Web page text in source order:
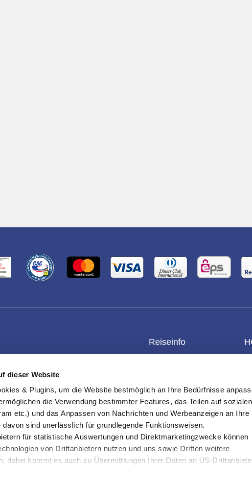
dieser Website
& Plugins, um die Website bestmöglich an Ihre Bedürfnisse
die Verwendung bestimmter Features, das Teilen auf sozialen
etc.) und das Anpassen von Nachrichten und Werbeanzeigen an Ihre
sind unerlässlich für grundlegende Funktionsweisen.
für statistische Auswertungen und Direktmarketingzwecke können
von Drittanbietern nutzen und uns sowie Dritten weitere
dabei kommt es auch zu Übermittlungen Ihrer Daten an US-
prüfen
Datenschutz
Impressum
Erklärung Barrierefreiheit
Info & FAQ
Über uns
Reiseinfo
Reisebedingungen
Außenministerium
Einreisebestimmungen